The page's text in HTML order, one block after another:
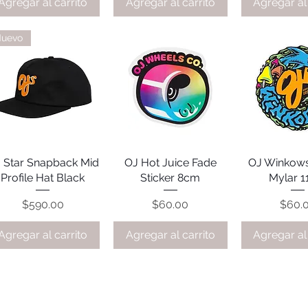
al carrito Agregar al carrito Agregar
Vista rápida
Star Snapback Mid
Profile Hat Black
Precio
$590.00
al carrito
Vista rápida
OJ Hot Juice Fade
Sticker 8cm
Precio
$60.00
Agregar al carrito
Vista
OJ
Mylar
Agregar